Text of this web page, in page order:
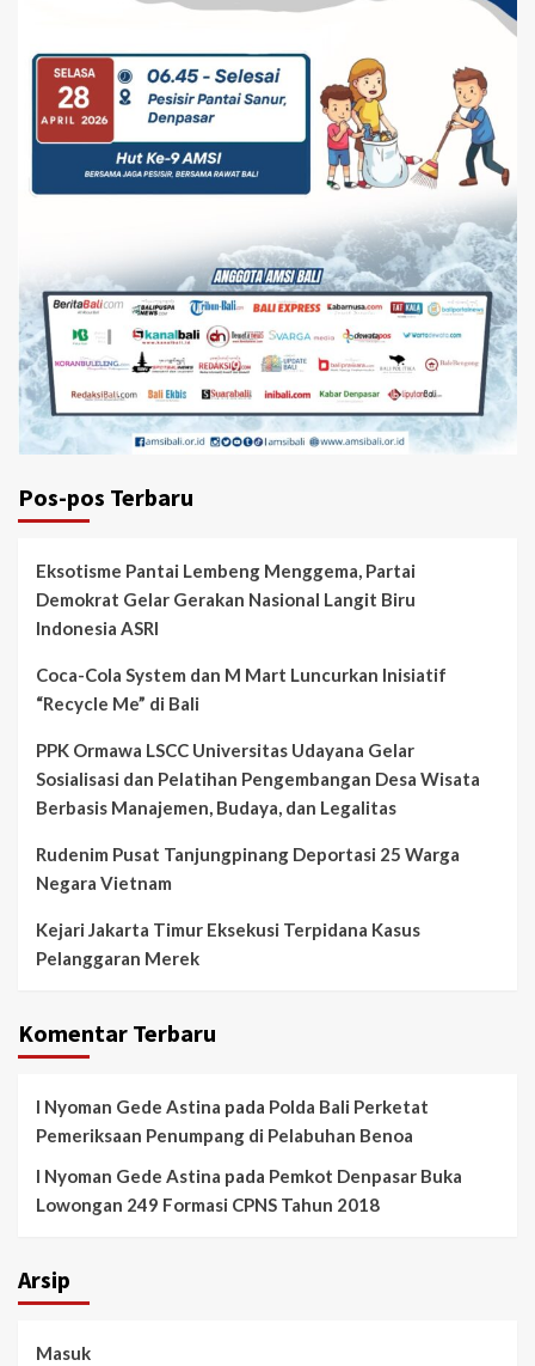
Pos-pos Terbaru
Eksotisme Pantai Lembeng Menggema, Partai
Demokrat Gelar Gerakan Nasional Langit Biru
Indonesia ASRI
Coca-Cola System dan M Mart Luncurkan Inisiatif
“Recycle Me” di Bali
PPK Ormawa LSCC Universitas Udayana Gelar
Sosialisasi dan Pelatihan Pengembangan Desa Wisata
Berbasis Manajemen, Budaya, dan Legalitas
Rudenim Pusat Tanjungpinang Deportasi 25 Warga
Negara Vietnam
Kejari Jakarta Timur Eksekusi Terpidana Kasus
Pelanggaran Merek
Komentar Terbaru
I Nyoman Gede Astina pada Polda Bali Perketat
Pemeriksaan Penumpang di Pelabuhan Benoa
I Nyoman Gede Astina pada Pemkot Denpasar Buka
Lowongan 249 Formasi CPNS Tahun 2018
Arsip
Masuk